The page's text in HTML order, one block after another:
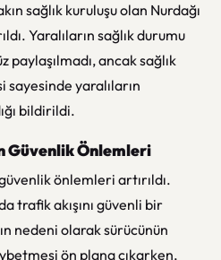
sağlık kuruluşu olan Nurdağı
Yaralıların sağlık durumu
paylaşılmadı, ancak sağlık
sayesinde yaralıların
bildirildi.
Güvenlik Önlemleri
önlemleri artırıldı.
trafik akışını güvenli bir
nedeni olarak sürücünün
ön plana çıkarken,